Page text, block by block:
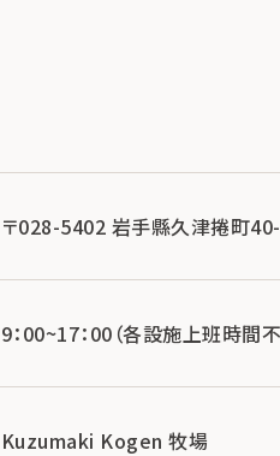
〒028-5402 岩手縣久津捲町
9：00~17：00（各設施上班時間不
Kuzumaki Kogen 牧場